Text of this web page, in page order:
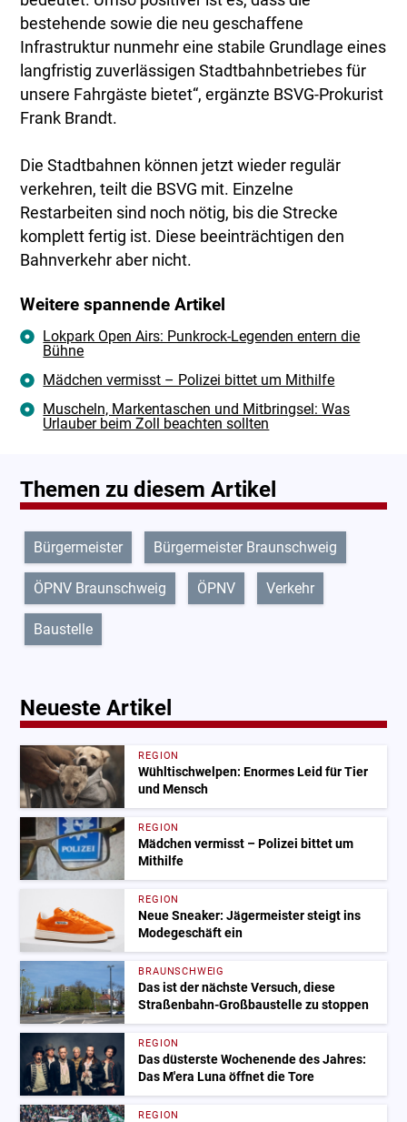
bestehende sowie die neu geschaffene
Infrastruktur nunmehr eine stabile Grundlage eines
langfristig zuverlässigen Stadtbahnbetriebes für
unsere Fahrgäste bietet“, ergänzte BSVG-Prokurist
Frank Brandt.
Die Stadtbahnen können jetzt wieder regulär
verkehren, teilt die BSVG mit. Einzelne
Restarbeiten sind noch nötig, bis die Strecke
komplett fertig ist. Diese beeinträchtigen den
Bahnverkehr aber nicht.
Weitere spannende Artikel
Lokpark Open Airs: Punkrock-Legenden entern die
Bühne
Mädchen vermisst – Polizei bittet um Mithilfe
Muscheln, Markentaschen und Mitbringsel: Was
Urlauber beim Zoll beachten sollten
Themen zu diesem Artikel
Bürgermeister Bürgermeister Braunschweig
ÖPNV Braunschweig ÖPNV Verkehr
Baustelle
Neueste Artikel
REGION
Wühltischwelpen: Enormes Leid für Tier
und Mensch
REGION
Mädchen vermisst – Polizei bittet um
Mithilfe
REGION
Neue Sneaker: Jägermeister steigt ins
Modegeschäft ein
BRAUNSCHWEIG
Das ist der nächste Versuch, diese
Straßenbahn-Großbaustelle zu stoppen
REGION
Das düsterste Wochenende des Jahres:
Das M'era Luna öffnet die Tore
REGION